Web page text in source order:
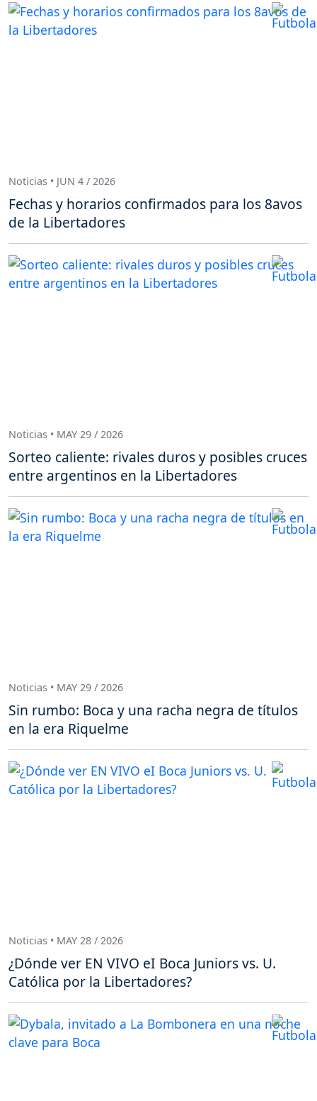
Noticias • JUN 4 / 2026
Fechas y horarios confirmados para los 8avos
de la Libertadores
Noticias • MAY 29 / 2026
Sorteo caliente: rivales duros y posibles cruces
entre argentinos en la Libertadores
Noticias • MAY 29 / 2026
Sin rumbo: Boca y una racha negra de títulos
en la era Riquelme
Noticias • MAY 28 / 2026
¿Dónde ver EN VIVO eI Boca Juniors vs. U.
Católica por la Libertadores?